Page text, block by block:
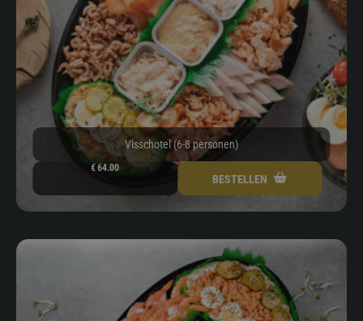
Visschotel (6-8 personen)
€64.00
BESTELLEN